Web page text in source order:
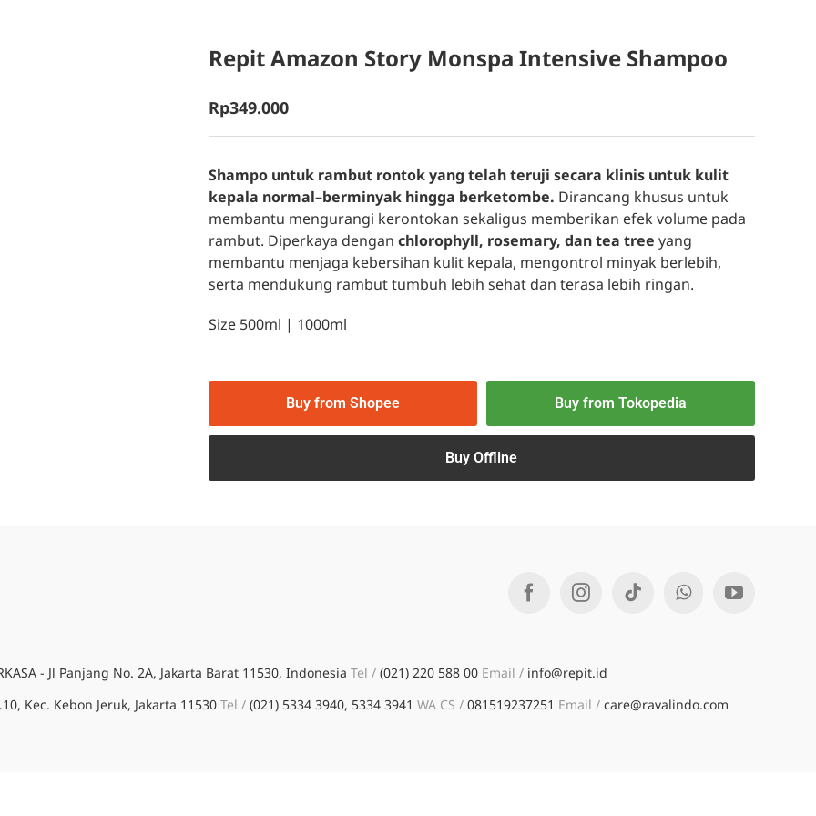
Repit Amazon Story Monspa Intensive Shampoo
Rp349.000
Shampo untuk rambut rontok yang telah teruji secara klinis untuk kulit
kepala normal–berminyak hingga berketombe. Dirancang khusus untuk
membantu mengurangi kerontokan sekaligus memberikan efek volume pada
rambut. Diperkaya dengan chlorophyll, rosemary, dan tea tree yang
membantu menjaga kebersihan kulit kepala, mengontrol minyak berlebih,
serta mendukung rambut tumbuh lebih sehat dan terasa lebih ringan.
Size 500ml | 1000ml
Buy from Shopee Buy from Tokopedia
Buy Offline
- Jl Panjang No. 2A, Jakarta Barat 11530, IndonesiaTel / (021) 220 588 00 Email / info@repit.id
Kec. Kebon Jeruk, Jakarta 11530Tel / (021) 5334 3940, 5334 3941WA CS / 081519237251 Email / care@ravalindo.com